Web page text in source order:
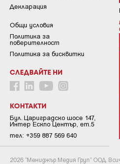
Декларация
Общи условия
Пoлитикa зa
пoвepитeлнocт
Политика за бисквитки
СЛЕДВАЙТЕ НИ
КОНТАКТИ
Бул. Цариградско шосе 147,
Интер Ескпо Център, ет.5
тел: +359 887 569 640
2026 “Мениджър Медия Груп” ООД.